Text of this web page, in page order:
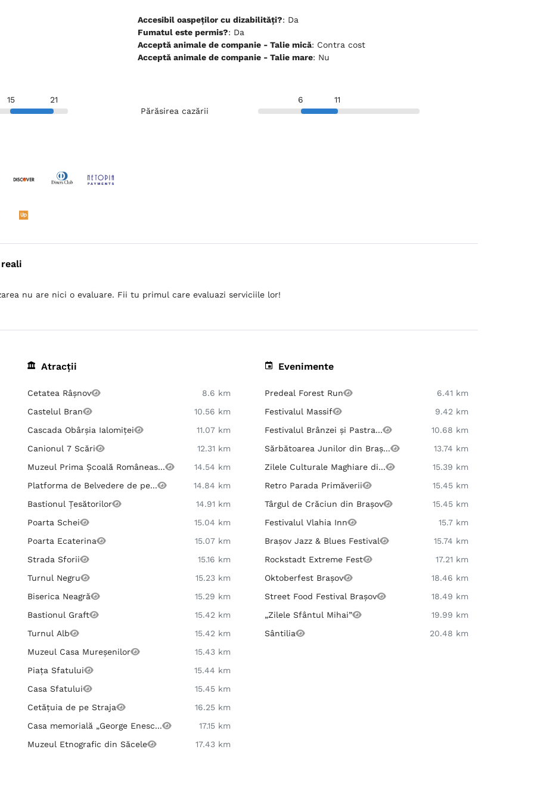
Accesibil oaspeților cu dizabilități?
: Da
Fumatul este permis?
: Da
Acceptă animale de companie - Talie mică
: Contra cost
Acceptă animale de companie - Talie mare
: Nu
15
21
Părăsirea cazării
6 11
nu are nici o evaluare. Fii tu primul care evaluazi serviciile lor!
Atracții
Cetatea Râșnov
8.6 km
Castelul Bran
10.56 km
Cascada Obârșia Ialomiței
11.07 km
Canionul 7 Scări
12.31 km
Muzeul Prima Școală Româneas...
14.54 km
Platforma de Belvedere de pe...
14.84 km
Bastionul Țesătorilor
14.91 km
Poarta Schei
15.04 km
Poarta Ecaterina
15.07 km
Strada Sforii
15.16 km
Turnul Negru
15.23 km
Biserica Neagră
15.29 km
Bastionul Graft
15.42 km
Turnul Alb
15.42 km
Muzeul Casa Mureșenilor
15.43 km
Piața Sfatului
15.44 km
Casa Sfatului
15.45 km
Cetățuia de pe Straja
16.25 km
Casa memorială „George Enesc...
17.15 km
Muzeul Etnografic din Săcele
17.43 km
Evenimente
Predeal Forest Run
6.41 km
Festivalul Massif
9.42 km
Festivalul Brânzei și Pastra...
10.68 km
Sărbătoarea Junilor din Braș...
13.74 km
Zilele Culturale Maghiare di...
15.39 km
Retro Parada Primăverii
15.45 km
Târgul de Crăciun din Brașov
15.45 km
Festivalul Vlahia Inn
15.7 km
Brașov Jazz & Blues Festival
15.74 km
Rockstadt Extreme Fest
17.21 km
Oktoberfest Brașov
18.46 km
Street Food Festival Brașov
18.49 km
„Zilele Sfântul Mihai”
19.99 km
Sântilia
20.48 km